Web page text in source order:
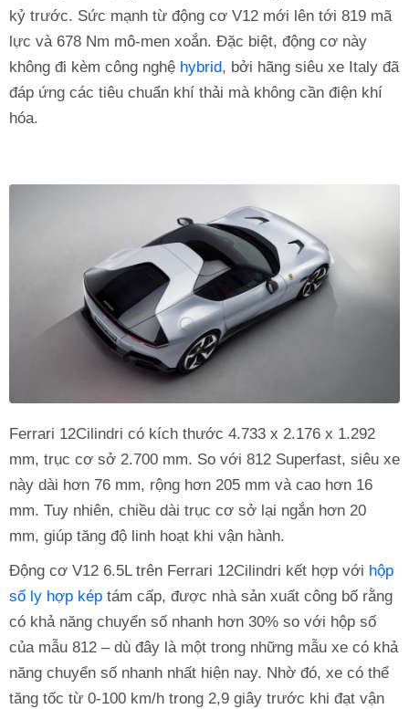
kỷ trước. Sức mạnh từ động cơ V12 mới lên tới 819 mã
lực và 678 Nm mô-men xoắn. Đặc biệt, động cơ này
không đi kèm công nghệ hybrid, bởi hãng siêu xe Italy đã
đáp ứng các tiêu chuẩn khí thải mà không cần điện khí
hóa.
Ferrari 12Cilindri có kích thước 4.733 x 2.176 x 1.292
mm, trục cơ sở 2.700 mm. So với 812 Superfast, siêu xe
này dài hơn 76 mm, rộng hơn 205 mm và cao hơn 16
mm. Tuy nhiên, chiều dài trục cơ sở lại ngắn hơn 20
mm, giúp tăng độ linh hoạt khi vận hành.
Động cơ V12 6.5L trên Ferrari 12Cilindri kết hợp với hộp
số ly hợp kép tám cấp, được nhà sản xuất công bố rằng
có khả năng chuyển số nhanh hơn 30% so với hộp số
của mẫu 812 – dù đây là một trong những mẫu xe có khả
năng chuyển số nhanh nhất hiện nay. Nhờ đó, xe có thể
tăng tốc từ 0-100 km/h trong 2,9 giây trước khi đạt vận